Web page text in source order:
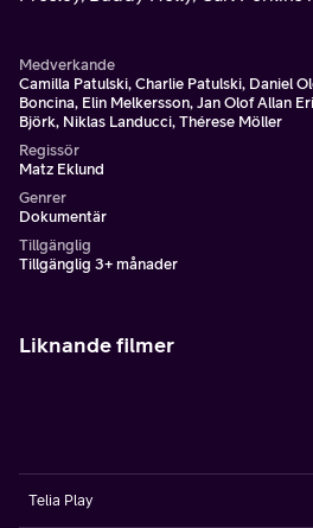
Medverkande
Camilla Patulski, Charlie Patulski, Daniel
Boncina, Elin Melkersson, Jan Olof Allan
Björk, Niklas Landucci, Thérese Möller
Regissör
Matz Eklund
Genrer
Dokumentär
Tillgänglig
Tillgänglig 3+ månader
Liknande filmer
Telia Play